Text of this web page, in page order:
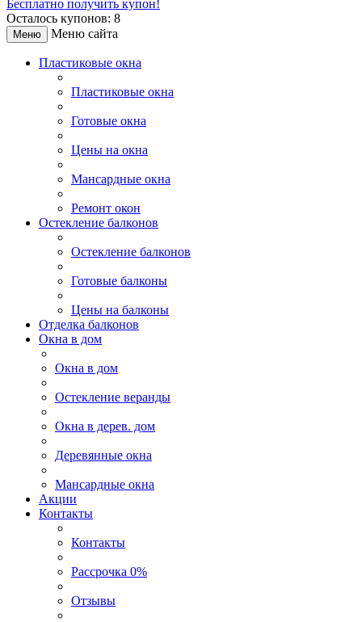
Бесплатно получить купон!
Осталось купонов: 8
Меню Меню сайта
Пластиковые окна
Пластиковые окна
Готовые окна
Цены на окна
Мансардные окна
Ремонт окон
Остекление балконов
Остекление балконов
Готовые балконы
Цены на балконы
Отделка балконов
Окна в дом
Окна в дом
Остекление веранды
Окна в дерев. дом
Деревянные окна
Мансардные окна
Акции
Контакты
Контакты
Рассрочка 0%
Отзывы